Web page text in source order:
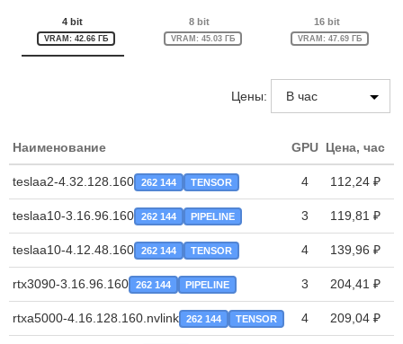
4 bit
VRAM: 42.66 ГБ
8 bit
VRAM: 45.03 ГБ
16 bit
VRAM: 47.69 ГБ
Цены:
Наименование GPU Цена, час
teslaa2-4.32.128.160 262 144 TENSOR 4 112,24 ₽
teslaa10-3.16.96.160 262 144 PIPELINE 3 119,81 ₽
teslaa10-4.12.48.160 262 144 TENSOR 4 139,96 ₽
rtx3090-3.16.96.160 262 144 PIPELINE 3 204,41 ₽
rtxa5000-4.16.128.160.nvlink 262 144 TENSOR 4 209,04 ₽